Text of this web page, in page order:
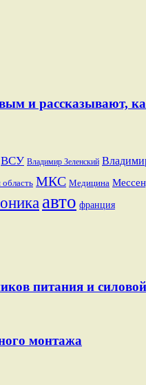
и рассказывают,
ВСУ Владимир Зеленский
область МКС Медицина
авто франция
питания и
монтажа